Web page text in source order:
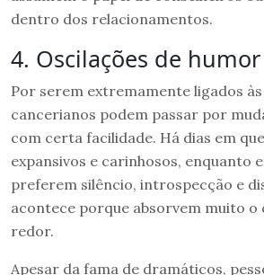
dentro dos relacionamentos.
4. Oscilações de humor
Por serem extremamente ligados
cancerianos podem passar por
com certa facilidade. Há dias em
expansivos e carinhosos, enquanto
preferem silêncio, introspecção e
acontece porque absorvem muito o
redor.
Apesar da fama de dramáticos,